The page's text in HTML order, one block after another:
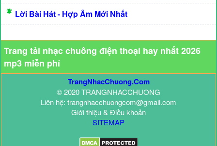
Lời Bài Hát - Hợp Âm Mới Nhất
Trang tải nhạc chuông điện thoại hay nhất 2026
mp3 miễn phí
TrangNhacChuong.Com
© 2020 TRANGNHACCHUONG
Liên hệ: trangnhacchuongcom@gmail.com
Giới thiệu & Điều khoản
SITEMAP